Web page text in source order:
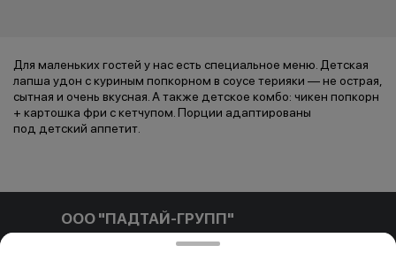
Для маленьких гостей у нас есть специальное меню. Детская
лапша удон с куриным попкорном в соусе терияки — не острая,
сытная и очень вкусная. А также детское комбо: чикен попкорн
+ картошка фри с кетчупом. Порции адаптированы
под детский аппетит.
ООО "ПАДТАЙ-ГРУПП"
ООО "ПАДТАЙ-ГРУПП" УНП 192838954, РБ, Минская